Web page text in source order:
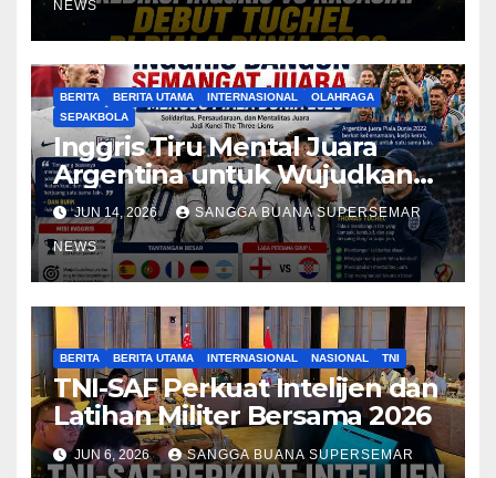
NEWS
BERITA BERITA UTAMA INTERNASIONAL
OLAHRAGA
SEPAKBOLA
Inggris Tiru Mental Juara
Argentina untuk Wujudkan
Mimpi Juara Piala Dunia 2026
JUN 14, 2026 SANGGA BUANA SUPERSEMAR
NEWS
BERITA BERITA UTAMA INTERNASIONAL NASIONAL TNI
TNI-SAF Perkuat Intelijen dan
Latihan Militer Bersama 2026
JUN 6, 2026 SANGGA BUANA SUPERSEMAR